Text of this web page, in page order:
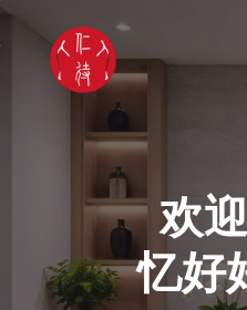
欢
忆好